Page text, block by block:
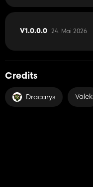
V1.0.0.0 24. Mai 2026
Credits
Dracarys Valek